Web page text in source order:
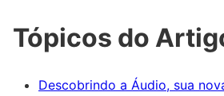
Tópicos do
Descobrindo a Áudio, sua